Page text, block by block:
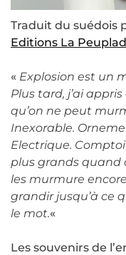
Traduit du suédois
Editions La
« Explosion est un
Plus tard, j’ai
qu’on ne peut
Inexorable.
Electrique.
plus grands quand
les murmure
grandir jusqu’à ce
le mot.«
Les souvenirs de